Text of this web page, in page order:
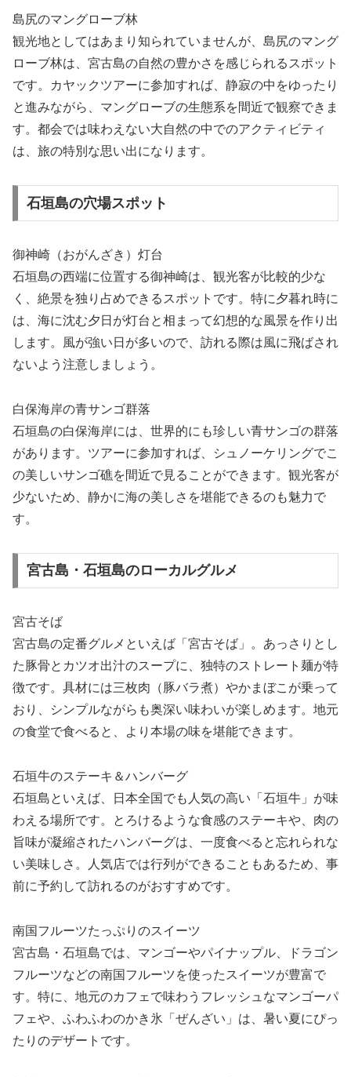
島尻のマングローブ林
観光地としてはあまり知られていませんが、島尻のマング
ローブ林は、宮古島の自然の豊かさを感じられるスポット
です。カヤックツアーに参加すれば、静寂の中をゆったり
と進みながら、マングローブの生態系を間近で観察できま
す。都会では味わえない大自然の中でのアクティビティ
は、旅の特別な思い出になります。
石垣島の穴場スポット
御神崎（おがんざき）灯台
石垣島の西端に位置する御神崎は、観光客が比較的少な
く、絶景を独り占めできるスポットです。特に夕暮れ時に
は、海に沈む夕日が灯台と相まって幻想的な風景を作り出
します。風が強い日が多いので、訪れる際は風に飛ばされ
ないよう注意しましょう。
白保海岸の青サンゴ群落
石垣島の白保海岸には、世界的にも珍しい青サンゴの群落
があります。ツアーに参加すれば、シュノーケリングでこ
の美しいサンゴ礁を間近で見ることができます。観光客が
少ないため、静かに海の美しさを堪能できるのも魅力で
す。
宮古島・石垣島のローカルグルメ
宮古そば
宮古島の定番グルメといえば「宮古そば」。あっさりとし
た豚骨とカツオ出汁のスープに、独特のストレート麺が特
徴です。具材には三枚肉（豚バラ煮）やかまぼこが乗って
おり、シンプルながらも奥深い味わいが楽しめます。地元
の食堂で食べると、より本場の味を堪能できます。
石垣牛のステーキ＆ハンバーグ
石垣島といえば、日本全国でも人気の高い「石垣牛」が味
わえる場所です。とろけるような食感のステーキや、肉の
旨味が凝縮されたハンバーグは、一度食べると忘れられな
い美味しさ。人気店では行列ができることもあるため、事
前に予約して訪れるのがおすすめです。
南国フルーツたっぷりのスイーツ
宮古島・石垣島では、マンゴーやパイナップル、ドラゴン
フルーツなどの南国フルーツを使ったスイーツが豊富で
す。特に、地元のカフェで味わうフレッシュなマンゴーパ
フェや、ふわふわのかき氷「ぜんざい」は、暑い夏にぴっ
たりのデザートです。